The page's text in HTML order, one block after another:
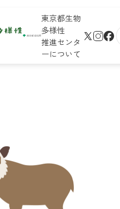
東京都生物
多様性
推進センタ
ーについて
イベント
せ
リンク